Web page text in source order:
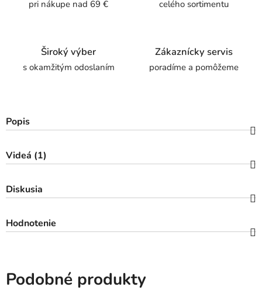
pri nákupe nad 69 € celého sortimentu
Široký výber
s okamžitým odoslaním
Zákaznícky servis
poradíme a pomôžeme
Popis
Videá (1)
Diskusia
Hodnotenie
Podobné produkty